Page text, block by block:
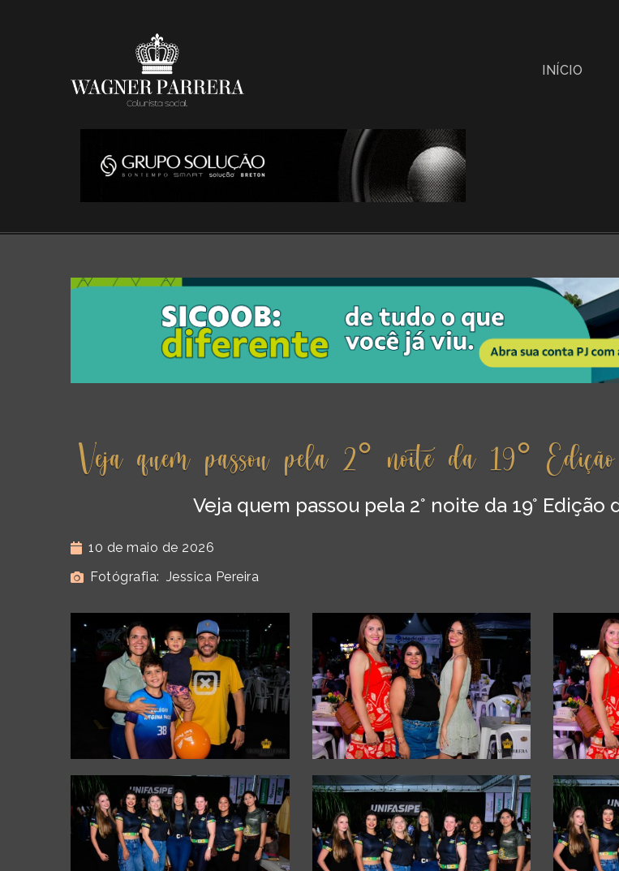
INÍCIO
Veja quem passou pela 2° noite da 19°
Veja quem passou pela 2° noite da 19°
10 de maio de 2026
Fotógrafia: Jessica Pereira